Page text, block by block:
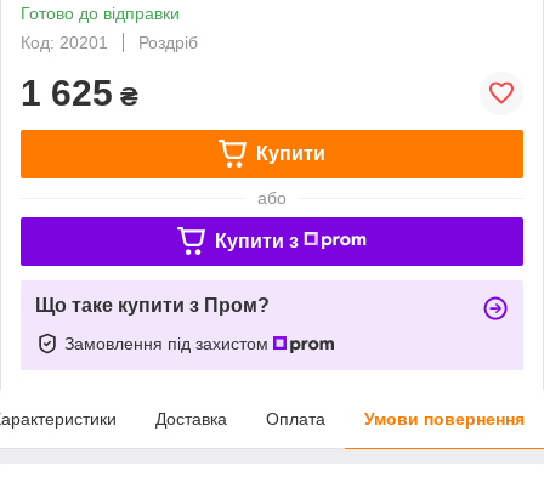
Готово до відправки
Код: 20201
Роздріб
1 625 ₴
Купити
або
Купити з
Що таке купити з Пром?
Замовлення під захистом
Доставка Оплата Умови повернення